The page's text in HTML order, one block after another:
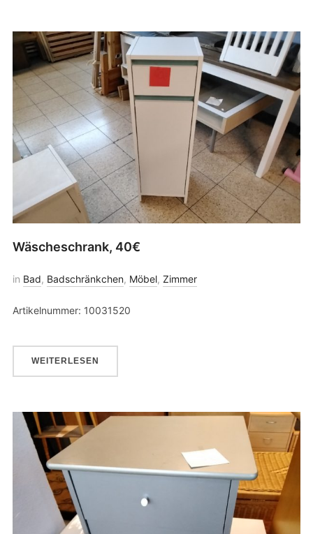
Wäscheschrank, 40€
in Bad, Badschränkchen, Möbel, Zimmer
Artikelnummer: 10031520
WEITERLESEN